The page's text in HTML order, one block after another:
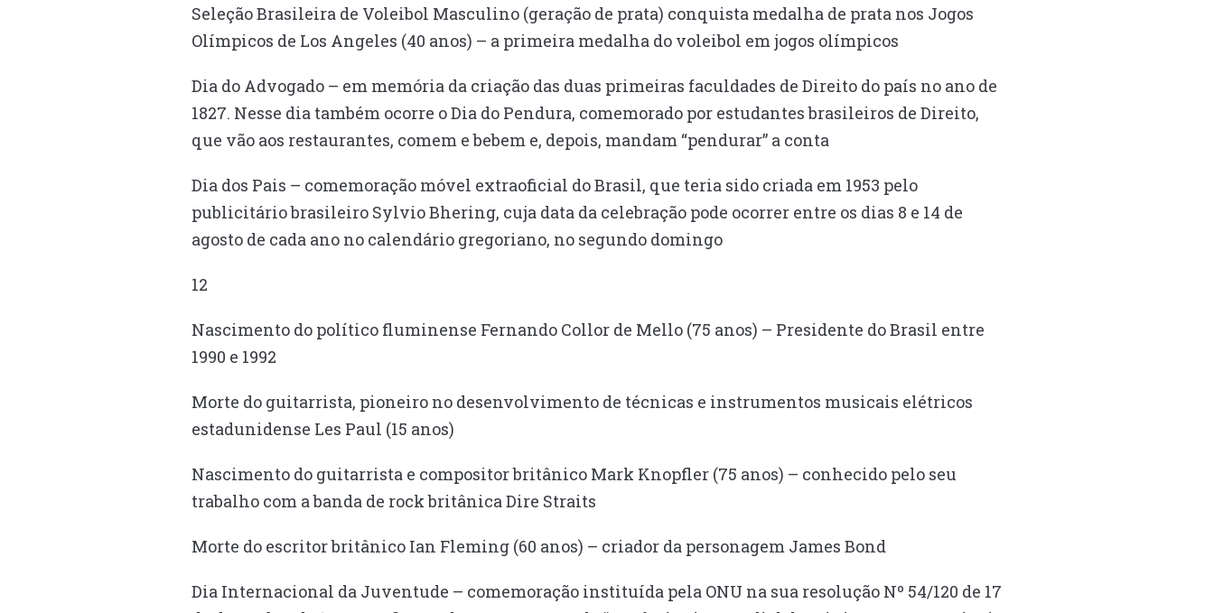
Seleção Brasileira de Voleibol Masculino (geração de prata) conquista medalha de prata nos Jogos
Olímpicos de Los Angeles (40 anos) – a primeira medalha do voleibol em jogos olímpicos
Dia do Advogado – em memória da criação das duas primeiras faculdades de Direito do país no ano de
1827. Nesse dia também ocorre o Dia do Pendura, comemorado por estudantes brasileiros de Direito,
que vão aos restaurantes, comem e bebem e, depois, mandam “pendurar” a conta
Dia dos Pais – comemoração móvel extraoficial do Brasil, que teria sido criada em 1953 pelo
publicitário brasileiro Sylvio Bhering, cuja data da celebração pode ocorrer entre os dias 8 e 14 de
agosto de cada ano no calendário gregoriano, no segundo domingo
12
Nascimento do político fluminense Fernando Collor de Mello (75 anos) – Presidente do Brasil entre
1990 e 1992
Morte do guitarrista, pioneiro no desenvolvimento de técnicas e instrumentos musicais elétricos
estadunidense Les Paul (15 anos)
Nascimento do guitarrista e compositor britânico Mark Knopfler (75 anos) – conhecido pelo seu
trabalho com a banda de rock britânica Dire Straits
Morte do escritor britânico Ian Fleming (60 anos) – criador da personagem James Bond
Dia Internacional da Juventude – comemoração instituída pela ONU na sua resolução Nº 54/120 de 17